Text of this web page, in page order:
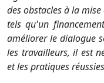
des obstacles à la
tels qu'un
améliorer le dialogue
les travailleurs, il est
et les pratiques